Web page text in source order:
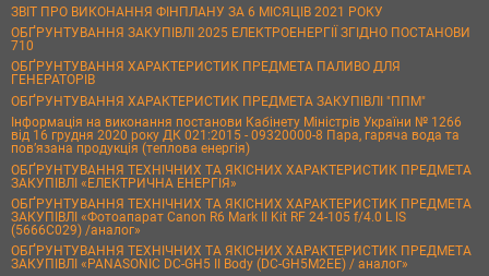
ЗВІТ ПРО ВИКОНАННЯ ФІНПЛАНУ ЗА 6 МІСЯЦІВ 2021 РОКУ
ОБҐРУНТУВАННЯ ЗАКУПІВЛІ 2025 ЕЛЕКТРОЕНЕРГІЇ ЗГІДНО ПОСТАНОВИ
710
ОБҐРУНТУВАННЯ ХАРАКТЕРИСТИК ПРЕДМЕТА ПАЛИВО ДЛЯ
ГЕНЕРАТОРІВ
ОБҐРУНТУВАННЯ ХАРАКТЕРИСТИК ПРЕДМЕТА ЗАКУПІВЛІ "ППМ"
Інформація на виконання постанови Кабінету Міністрів України № 1266
від 16 грудня 2020 року ДК 021:2015 - 09320000-8 Пара, гаряча вода та
пов’язана продукція (теплова енергія)
ОБҐРУНТУВАННЯ ТЕХНІЧНИХ ТА ЯКІСНИХ ХАРАКТЕРИСТИК ПРЕДМЕТА
ЗАКУПІВЛІ «ЕЛЕКТРИЧНА ЕНЕРГІЯ»
ОБҐРУНТУВАННЯ ТЕХНІЧНИХ ТА ЯКІСНИХ ХАРАКТЕРИСТИК ПРЕДМЕТА
ЗАКУПІВЛІ «Фотоапарат Canon R6 Mark II Kit RF 24-105 f/4.0 L IS
(5666C029) /аналог»
ОБҐРУНТУВАННЯ ТЕХНІЧНИХ ТА ЯКІСНИХ ХАРАКТЕРИСТИК ПРЕДМЕТА
ЗАКУПІВЛІ «PANASONIC DC-GH5 II Body (DC-GH5M2EE) / аналог»